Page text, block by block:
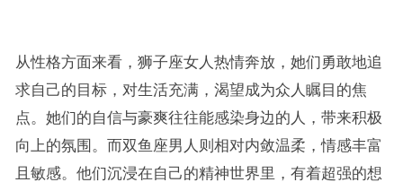
从性格方面来看，狮子座女人热情奔放，她们勇敢地追
求自己的目标，对生活充满，渴望成为众人瞩目的焦
点。她们的自信与豪爽往往能感染身边的人，带来积极
向上的氛围。而双鱼座男人则相对内敛温柔，情感丰富
且敏感。他们沉浸在自己的精神世界里，有着超强的想